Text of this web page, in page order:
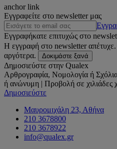
anchor link
Εγγραφείτε στο newsletter μας
Εγγραφήκατε επιτυχώς στο
Η εγγραφή στο newsletter
αργότερα.
Δοκιμάστε ξανά
Δημοσιεύστε στην Qualex
Αρθρογραφία, Νομολογία ή
ή ανώνυμη | Προβολή σε χιλιάδες
Δημοσιεύστε
Μαυρομιχάλη 23, Αθήνα
210 3678800
210 3678922
info@qualex.gr